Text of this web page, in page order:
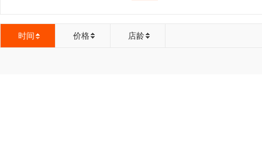
时间 价格 店龄